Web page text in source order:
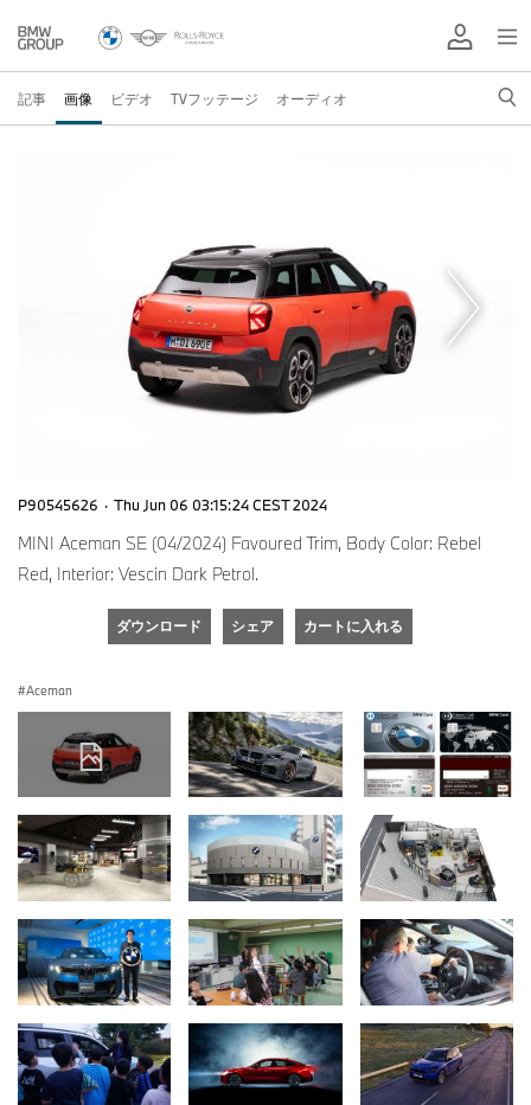
記事 画像 ビデオ TVフッテージ オーディオ
P90545626 · Thu Jun 06 03:15:24 CEST 2024
MINI Aceman SE (04/2024) Favoured Trim, Body Color: Rebel
Red, Interior: Vescin Dark Petrol.
ダウンロード シェア カートに入れる
Aceman